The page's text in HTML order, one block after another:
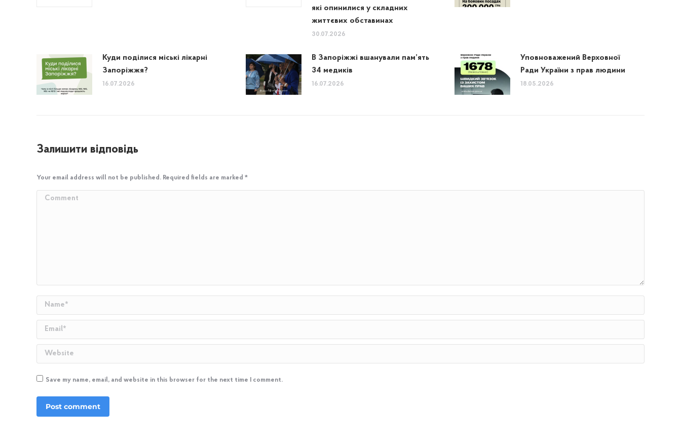
які опинилися у складних
життєвих обставинах
30.07.2026
Куди поділися міські лікарні
Запоріжжя?
16.07.2026
В Запоріжжі вшанували пам’ять
34 медиків
16.07.2026
Уповноважений Верховної
Ради України з прав людини
18.05.2026
Залишити відповідь
Your email address will not be published. Required fields are marked *
Comment
Name *
Email *
Website
Save my name, email, and website in this browser for the next time I comment.
Post comment